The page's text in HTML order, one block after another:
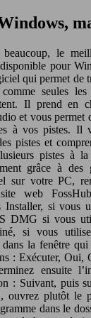
le
pour
qui permet de
seules les
Il prend en
et vous permet
à vos pistes. Il
pistes et
pistes à
grâce à des
sur votre PC,
site web
si vous
DMG si vous
si vous
la fenêtre
: Exécuter, Oui,
ensuite
: Suivant, puis
ouvrez plutôt le
dans le